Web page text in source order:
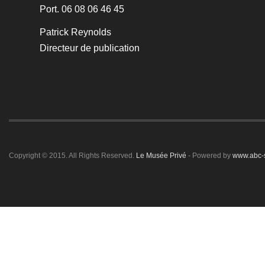
Port. 06 08 06 46 45
Patrick Reynolds
Directeur de publication
Copyright © 2015. All Rights Reserved. Le Musée Privé - Powered by